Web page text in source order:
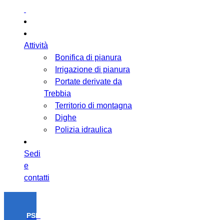
Attività
Bonifica di pianura
Irrigazione di pianura
Portate derivate da
Trebbia
Territorio di montagna
Dighe
Polizia idraulica
Sedi
e
contatti
PSR